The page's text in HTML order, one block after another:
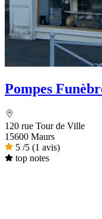
Pompes
120 rue Tour de Ville
15600 Maurs
5 /5 (1 avis)
top notes